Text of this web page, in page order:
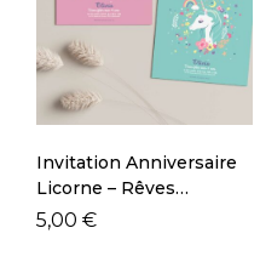
Invitation Anniversaire
Licorne – Rêves
Magiques
5,00 €